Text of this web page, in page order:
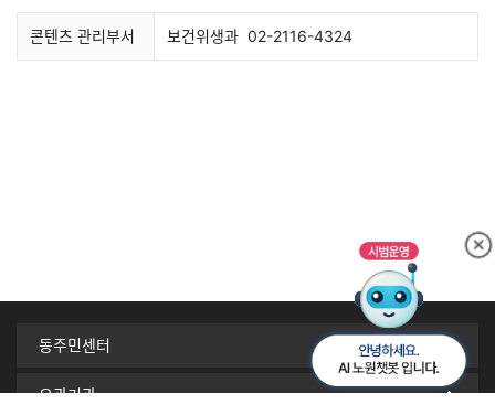
콘텐츠 관리부서 보건위생과 02-2116-4324
동주민센터
유관기관